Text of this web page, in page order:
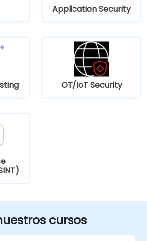
Application Security
OT/IoT Security
cursos